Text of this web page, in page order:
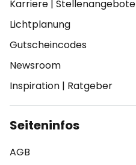
Karriere | Stellenangebote
Lichtplanung
Gutscheincodes
Newsroom
Inspiration | Ratgeber
Seiteninfos
AGB